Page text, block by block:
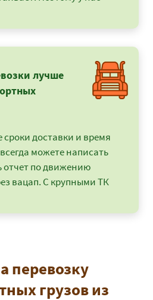
лучше
доставки и время
можете написать
отчет по движению
вацап. С крупными ТК
перевозку
грузов из